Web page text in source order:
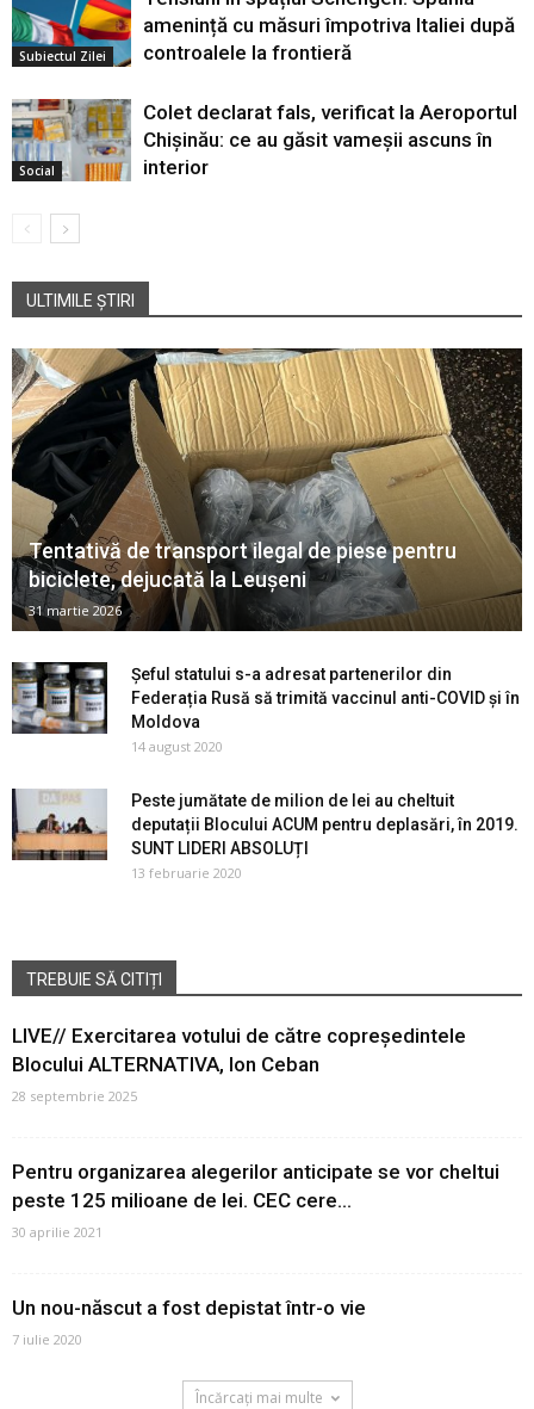
Subiectul Zilei
amenință cu măsuri împotriva Italiei după
controalele la frontieră
Social
Colet declarat fals, verificat la Aeroportul
Chișinău: ce au găsit vameșii ascuns în
interior
ULTIMILE ȘTIRI
Tentativă de transport ilegal de piese pentru
biciclete, dejucată la Leușeni
31 martie 2026
Șeful statului s-a adresat partenerilor din
Federația Rusă să trimită vaccinul anti-COVID și în
Moldova
14 august 2020
Peste jumătate de milion de lei au cheltuit
deputații Blocului ACUM pentru deplasări, în 2019.
SUNT LIDERI ABSOLUȚI
13 februarie 2020
TREBUIE SĂ CITIȚI
LIVE// Exercitarea votului de către copreședintele
Blocului ALTERNATIVA, Ion Ceban
28 septembrie 2025
Pentru organizarea alegerilor anticipate se vor cheltui
peste 125 milioane de lei. CEC cere...
30 aprilie 2021
Un nou-născut a fost depistat într-o vie
7 iulie 2020
Încărcați mai multe